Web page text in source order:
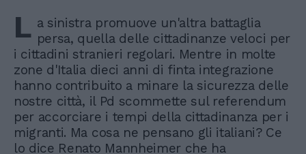
L a sinistra promuove un'altra battaglia
persa, quella delle cittadinanze veloci per
i cittadini stranieri regolari. Mentre in molte
zone d'Italia dieci anni di finta integrazione
hanno contribuito a minare la sicurezza delle
nostre città, il Pd scommette sul referendum
per accorciare i tempi della cittadinanza per i
migranti. Ma cosa ne pensano gli italiani? Ce
lo dice Renato Mannheimer che ha